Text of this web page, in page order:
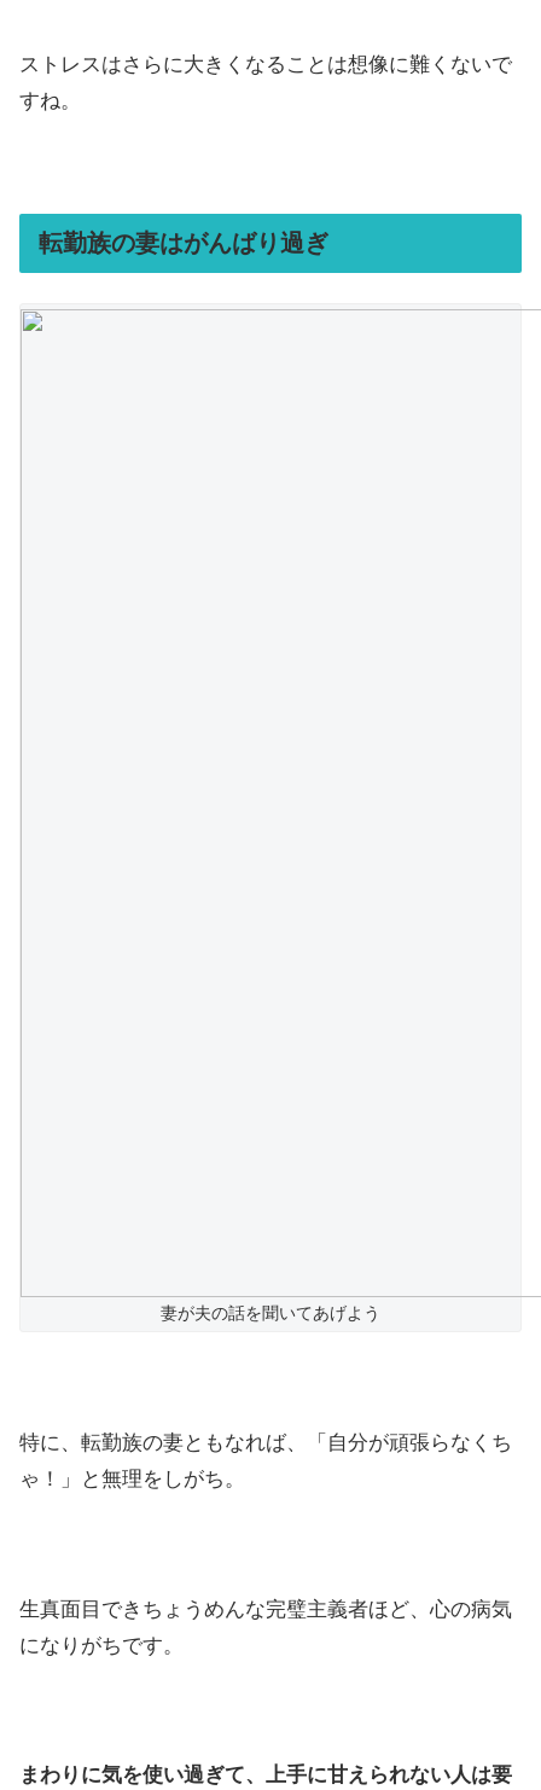
ストレスはさらに大きくなることは想像に難くないで
すね。
転勤族の妻はがんばり過ぎ
妻が夫の話を聞いてあげよう
特に、転勤族の妻ともなれば、「自分が頑張らなくち
ゃ！」と無理をしがち。
生真面目できちょうめんな完璧主義者ほど、心の病気
になりがちです。
まわりに気を使い過ぎて、上手に甘えられない人は要